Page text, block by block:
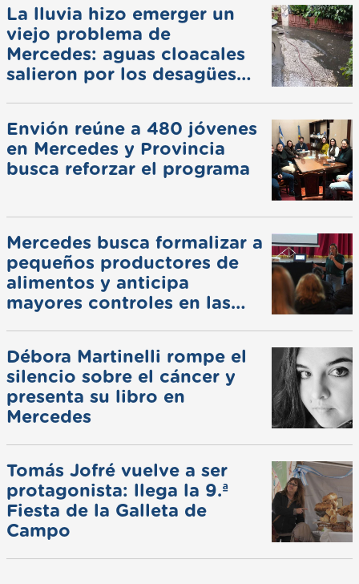
La lluvia hizo emerger un
viejo problema de
Mercedes: aguas cloacales
salieron por los desagües
Envión reúne a 480 jóvenes
en Mercedes y Provincia
busca reforzar el programa
Mercedes busca formalizar a
pequeños productores de
alimentos y anticipa
mayores controles en las
Débora Martinelli rompe el
silencio sobre el cáncer y
presenta su libro en
Mercedes
Tomás Jofré vuelve a ser
protagonista: llega la 9.ª
Fiesta de la Galleta de
Campo